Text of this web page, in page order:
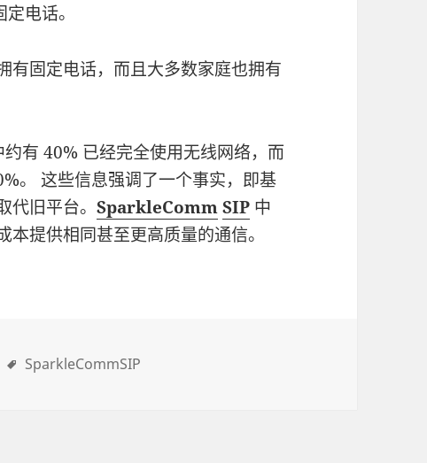
电话。
有固定电话，而且大多数家庭也拥有
有 40% 已经完全使用无线网络，而
。 这些信息强调了一个事实，即基
代旧平台。SparkleComm SIP 中
提供相同甚至更高质量的通信。
SparkleCommSIP